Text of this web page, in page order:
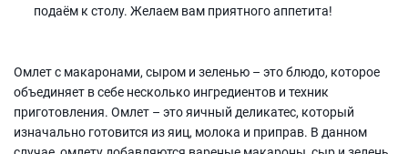
подаём к столу. Желаем вам приятного аппетита!
Омлет с макаронами, сыром и зеленью – это блюдо, которое
объединяет в себе несколько ингредиентов и техник
приготовления. Омлет – это яичный деликатес, который
изначально готовится из яиц, молока и приправ. В данном